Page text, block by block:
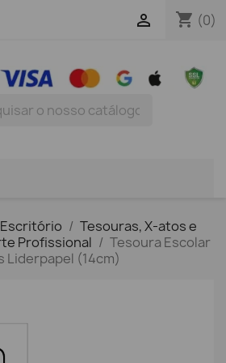
shopping_cart (0)

Tesouras, X-atos e
Profissional
Tesoura Escolar
Liderpapel (14cm)